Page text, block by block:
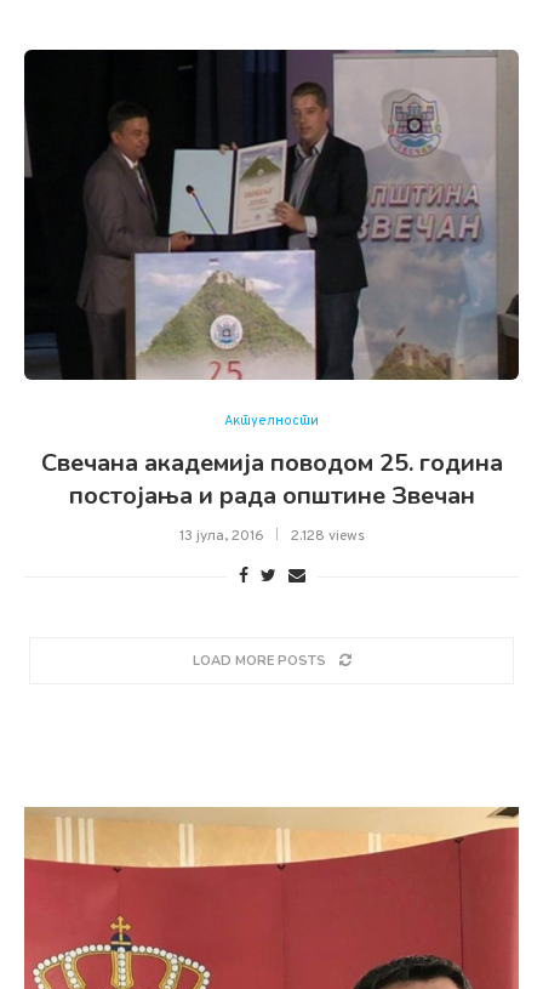
Актуелности
Свечана академија поводом 25. година
постојања и рада општине Звечан
13 јула, 2016 2.128 views
LOAD MORE POSTS